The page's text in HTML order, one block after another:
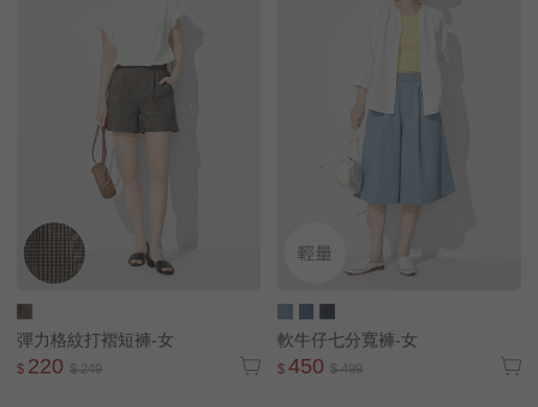
彈力格紋打褶短褲-女
$ 220 $ 249
軟牛仔七分寬褲-女
$ 450 $ 499